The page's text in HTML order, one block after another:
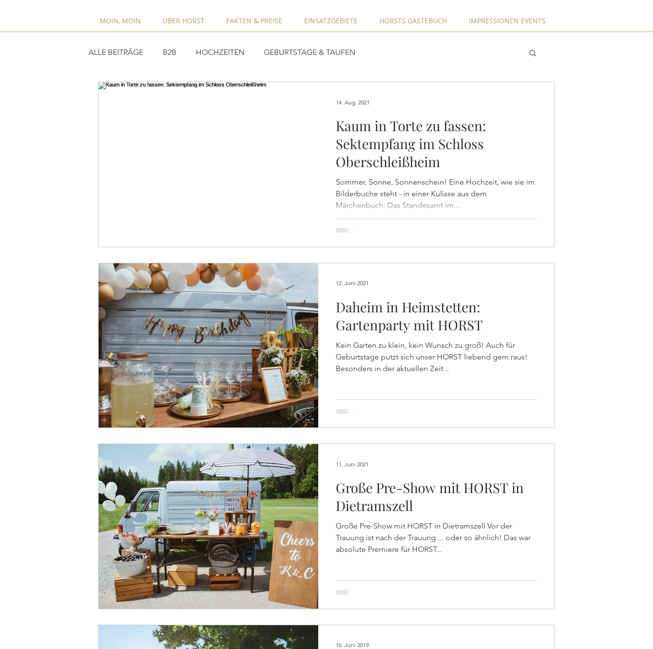
MOIN, MOIN ÜBER HORST FAKTEN & PREISE EINSATZGEBIETE HORSTS GÄSTEBUCH IMPRESSIONEN EVENTS
ALLE BEITRÄGE B2B HOCHZEITEN GEBURTSTAGE & TAUFEN
Kaum in Torte zu fassen:
Sektempfang im Schloss
Oberschleißheim
Sommer, Sonne, Sonnenschein! Eine Hochzeit, wie sie im
Bilderbuche steht - in einer Kulisse aus dem
Märchenbuch: Das Standesamt im...
14. Aug. 2021
Daheim in Heimstetten:
Gartenparty mit HORST
Kein Garten zu klein, kein Wunsch zu groß! Auch für
Geburtstage putzt sich unser HORST liebend gern raus!
Besonders in der aktuellen Zeit ..
12. Juni 2021
Große Pre-Show mit HORST in
Dietramszell
Große Pre-Show mit HORST in Dietramszell Vor der
Trauung ist nach der Trauung ... oder so ähnlich! Das war
absolute Premiere für HORST...
11. Juni 2021
16. Juni 2019